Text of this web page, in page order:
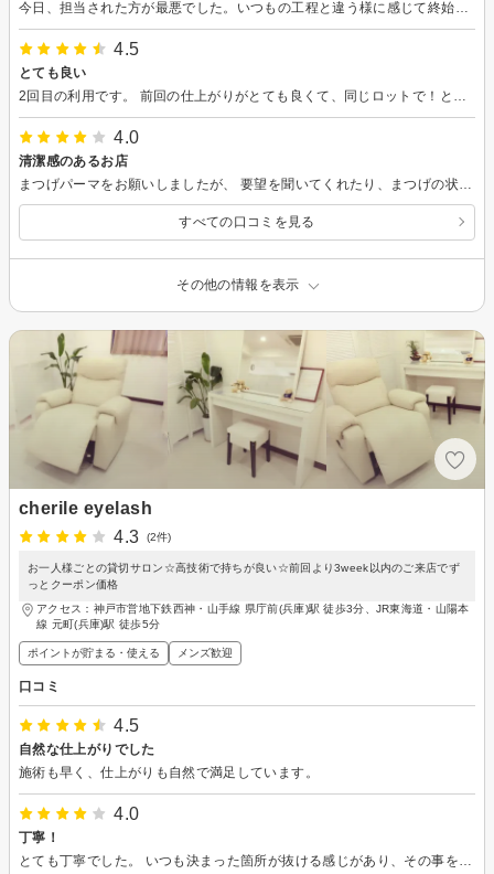
4.5
とても良い
4.0
清潔感のあるお店
まつげパーマをお願いしましたが、 要望を聞いてくれたり、まつげの状態を教えて 頂き安心感がありました。 仕上がりももちろん満足で、ベッドが気持ちよくリラックスして受ける事ができました。 個室になっているところもありがたかったです。
すべての口コミを見る
その他の情報を表示
cherile eyelash
4.3
(2件)
お一人様ごとの貸切サロン☆高技術で持ちが良い☆前回より3week以内のご来店でず
っとクーポン価格
アクセス：神戸市営地下鉄西神・山手線 県庁前(兵庫)駅 徒歩3分、JR東海道・山陽本
線 元町(兵庫)駅 徒歩5分
ポイントが貯まる・使える メンズ歓迎
口コミ
4.5
自然な仕上がりでした
施術も早く、仕上がりも自然で満足しています。
4.0
丁寧！